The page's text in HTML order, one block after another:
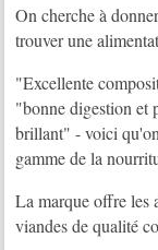
On cherche à
trouver une
"Excellente
"bonne digestion et
brillant" - voici
gamme de la
La marque offre les
viandes de qualité